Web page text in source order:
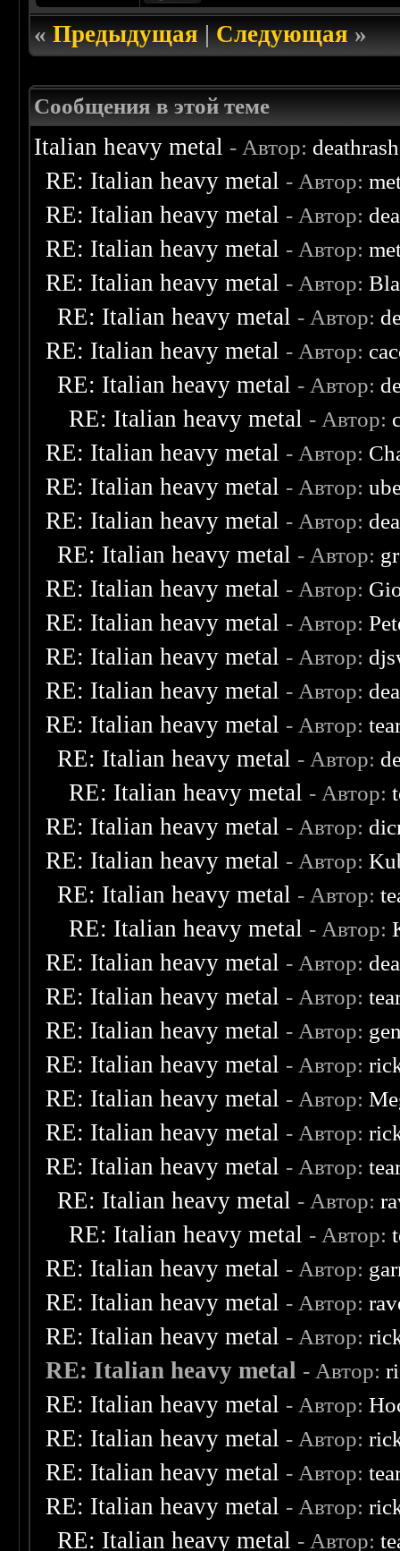
«Предыдущая|Следующая»
Сообщения в этой теме
Italian heavy metal - Автор:
RE: Italian heavy metal - Автор:
RE: Italian heavy metal - Автор:
RE: Italian heavy metal - Автор:
RE: Italian heavy metal - Автор:
RE: Italian heavy metal - Автор:
RE: Italian heavy metal - Автор:
RE: Italian heavy metal - Автор:
RE: Italian heavy metal - Автор:
RE: Italian heavy metal - Автор:
RE: Italian heavy metal - Автор:
RE: Italian heavy metal - Автор:
RE: Italian heavy metal - Автор:
RE: Italian heavy metal - Автор:
RE: Italian heavy metal - Автор:
RE: Italian heavy metal - Автор:
RE: Italian heavy metal - Автор:
RE: Italian heavy metal - Автор:
RE: Italian heavy metal - Автор:
RE: Italian heavy metal - Автор:
RE: Italian heavy metal - Автор:
RE: Italian heavy metal - Автор:
RE: Italian heavy metal - Автор:
RE: Italian heavy metal - Автор:
RE: Italian heavy metal - Автор:
RE: Italian heavy metal - Автор:
RE: Italian heavy metal - Автор:
RE: Italian heavy metal - Автор:
RE: Italian heavy metal - Автор:
RE: Italian heavy metal - Автор:
RE: Italian heavy metal - Автор:
RE: Italian heavy metal - Автор:
RE: Italian heavy metal - Автор:
RE: Italian heavy metal - Автор:
RE: Italian heavy metal - Автор:
RE: Italian heavy metal - Автор:
RE: Italian heavy metal - Автор:
RE: Italian heavy metal - Автор:
RE: Italian heavy metal - Автор:
RE: Italian heavy metal - Автор:
RE: Italian heavy metal - Автор:
RE: Italian heavy metal - Автор: